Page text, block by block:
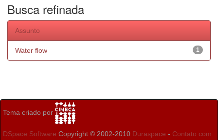
Busca refinada
Assunto
1
Water flow
Tema criado por
DSpace Software Copyright © 2002-2010 Duraspace - Contato com